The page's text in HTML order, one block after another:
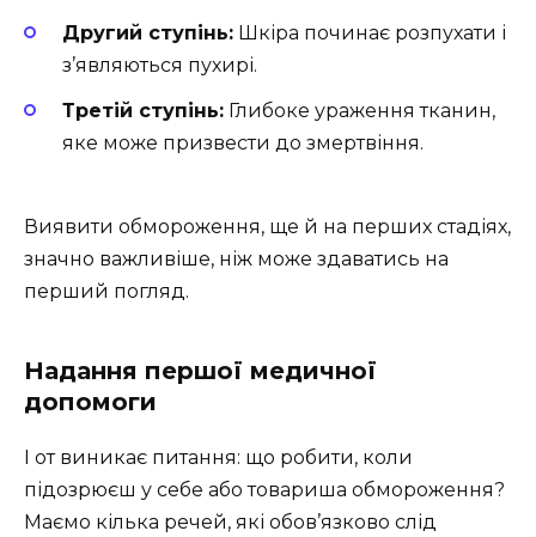
Другий ступінь: Шкіра починає розпухати і
з’являються пухирі.
Третій ступінь: Глибоке ураження тканин,
яке може призвести до змертвіння.
Виявити обмороження, ще й на перших стадіях,
значно важливіше, ніж може здаватись на
перший погляд.
Надання першої медичної
допомоги
І от виникає питання: що робити, коли
підозрюєш у себе або товариша обмороження?
Маємо кілька речей, які обов’язково слід